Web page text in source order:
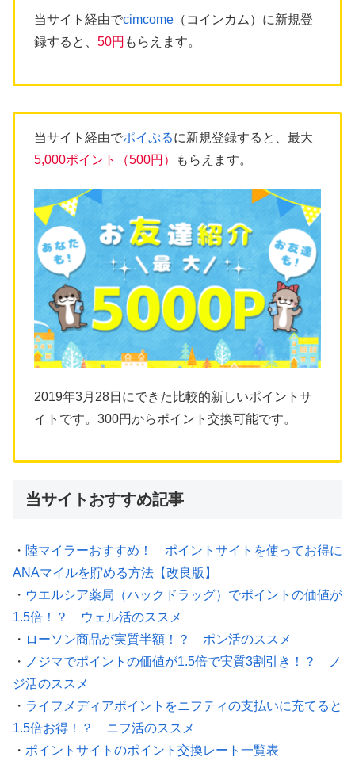
当サイト経由でcimcome （コインカム）に新規登
録すると、 50円 もらえます。
当サイト経由でポイぷるに新規登録すると、最大
5,000ポイント（500円）
もらえます。
2019年3月28日にできた比較的新しいポイントサ
イトです。300円からポイント交換可能です。
当サイトおすすめ記事
・ 陸マイラーおすすめ！ ポイントサイトを使ってお得に
ANAマイルを貯める方法【改良版】
・ ウエルシア薬局（ハックドラッグ）でポイントの価値が
1.5倍！？ ウェル活のススメ
・ ローソン商品が実質半額！？ ポン活のススメ
・ ノジマでポイントの価値が1.5倍で実質3割引き！？ ノ
ジ活のススメ
・ ライフメディアポイントをニフティの支払いに充てると
1.5倍お得！？ ニフ活のススメ
・ ポイントサイトのポイント交換レート一覧表